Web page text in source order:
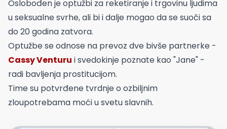
Oslobođen je optužbi za reketiranje i trgovinu ljudima
u seksualne svrhe, ali bi i dalje mogao da se suoči sa
do 20 godina zatvora.
Optužbe se odnose na prevoz dve bivše partnerke -
Cassy Venturu i svedokinje poznate kao "Jane" -
radi bavljenja prostitucijom.
Time su potvrđene tvrdnje o ozbiljnim
zloupotrebama moći u svetu slavnih.